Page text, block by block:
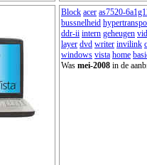
Block acer as7520-
bussnelheid
ddr-ii intern geheugen
layer dvd writer invilink
windows vista home
Was mei-2008 in de